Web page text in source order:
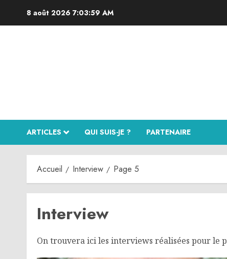
8 août 2026 7:04:00 AM
ARTICLES QUI SUIS-JE ? PARTENAIRE
Accueil Interview Page 5
Interview
On trouvera ici les interviews réalisées pour le